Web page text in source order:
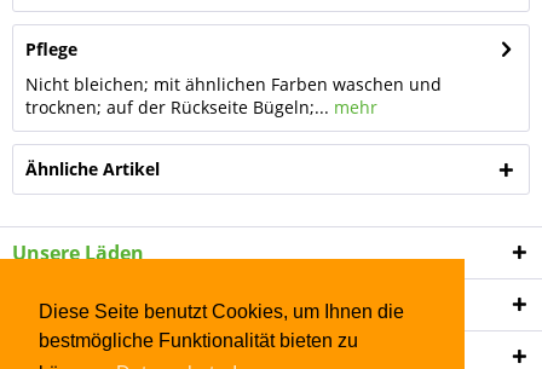
Diese Seite benutzt Cookies, um Ihnen die
bestmögliche Funktionalität bieten zu
Pflege
Nicht bleichen; mit ähnlichen Farben waschen und
trocknen; auf der Rückseite Bügeln;... mehr
Ähnliche Artikel
Unsere Läden
Shop Service
Informationen